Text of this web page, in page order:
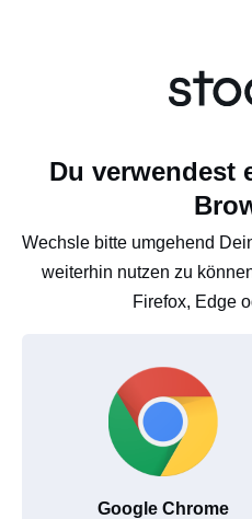
Du verwendest
Wechsle bitte umgehend
weiterhin nutzen zu
Firefox, Edge
Google Chrome